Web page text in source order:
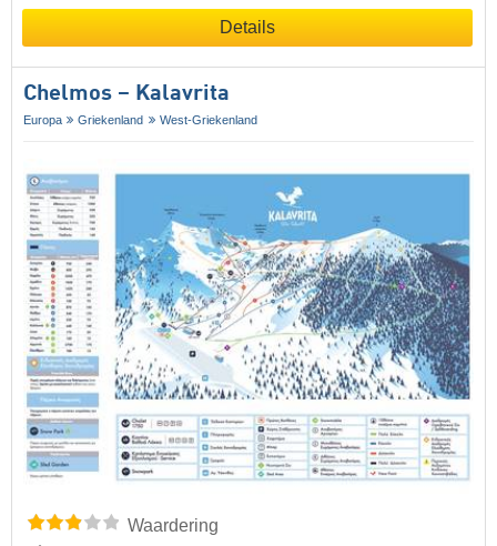
Details
Chelmos – Kalavrita
Europa Griekenland West-Griekenland
Waardering